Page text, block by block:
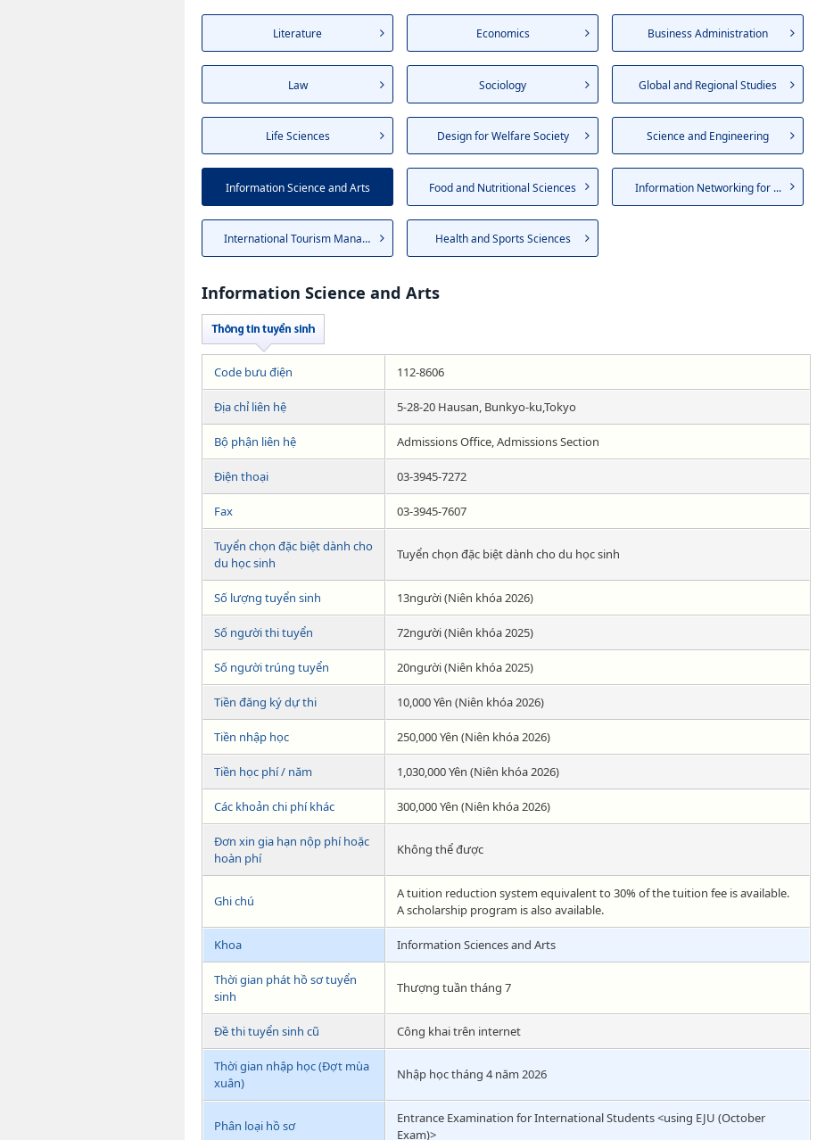
Literature Economics Business Administration
Law Sociology Global and Regional Studies
Life Sciences Design for Welfare Society Science and Engineering
Information Science and Arts Food and Nutritional Sciences Information Networking for ...
International Tourism Manag... Health and Sports Sciences
Information Science and Arts
Code bưu điện 112-8606
Địa chỉ liên hệ 5-28-20 Hausan, Bunkyo-ku,Tokyo
Bộ phận liên hệ Admissions Office, Admissions Section
Điện thoại 03-3945-7272
Fax 03-3945-7607
Tuyển chọn đặc biệt dành cho
du học sinh
Tuyển chọn đặc biệt dành cho du học sinh
Số lượng tuyển sinh 13người (Niên khóa 2026)
Số người thi tuyển 72người (Niên khóa 2025)
Số người trúng tuyển 20người (Niên khóa 2025)
Tiền đăng ký dự thi 10,000 Yên (Niên khóa 2026)
Tiền nhập học 250,000 Yên (Niên khóa 2026)
Tiền học phí / năm 1,030,000 Yên (Niên khóa 2026)
Các khoản chi phí khác 300,000 Yên (Niên khóa 2026)
Đơn xin gia hạn nộp phí hoặc
hoàn phí
Không thể được
Ghi chú
A tuition reduction system equivalent to 30% of the tuition fee is available.
A scholarship program is also available.
Khoa Information Sciences and Arts
Thời gian phát hồ sơ tuyển
sinh
Thượng tuần tháng 7
Đề thi tuyển sinh cũ Công khai trên internet
Thời gian nhập học (Đợt mùa
xuân)
Nhập học tháng 4 năm 2026
Phân loại hồ sơ
Entrance Examination for International Students <using EJU (October
Exam)>